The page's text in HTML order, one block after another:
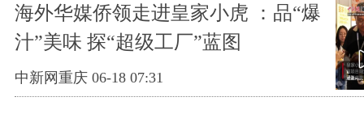
海外华媒侨领走进皇家小虎 ：品“爆
汁”美味 探“超级工厂”蓝图
中新网重庆 06-18 07:31